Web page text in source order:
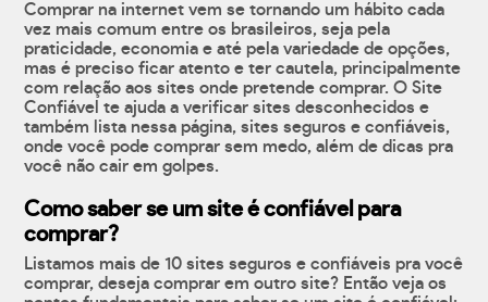
Comprar na internet vem se tornando um hábito cada
vez mais comum entre os brasileiros, seja pela
praticidade, economia e até pela variedade de opções,
mas é preciso ficar atento e ter cautela, principalmente
com relação aos sites onde pretende comprar. O Site
Confiável te ajuda a verificar sites desconhecidos e
também lista nessa página, sites seguros e confiáveis,
onde você pode comprar sem medo, além de dicas pra
você não cair em golpes.
Como saber se um site é confiável para
comprar?
Listamos mais de 10 sites seguros e confiáveis pra você
comprar, deseja comprar em outro site? Então veja os